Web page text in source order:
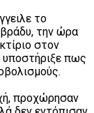
το
την ώρα
στον
υποστήριξε πως
προχώρησαν